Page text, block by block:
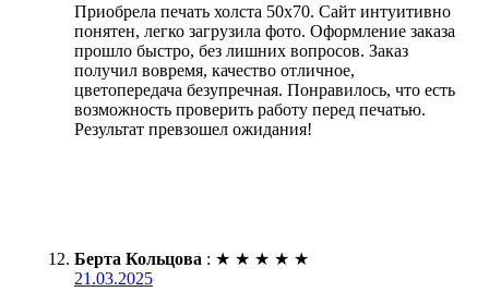
Приобрела печать холста 50х70. Сайт интуитивно
понятен, легко загрузила фото. Оформление заказа
прошло быстро, без лишних вопросов. Заказ
получил вовремя, качество отличное,
цветопередача безупречная. Понравилось, что есть
возможность проверить работу перед печатью.
Результат превзошел ожидания!
Берта Кольцова : ★ ★ ★ ★ ★
21.03.2025